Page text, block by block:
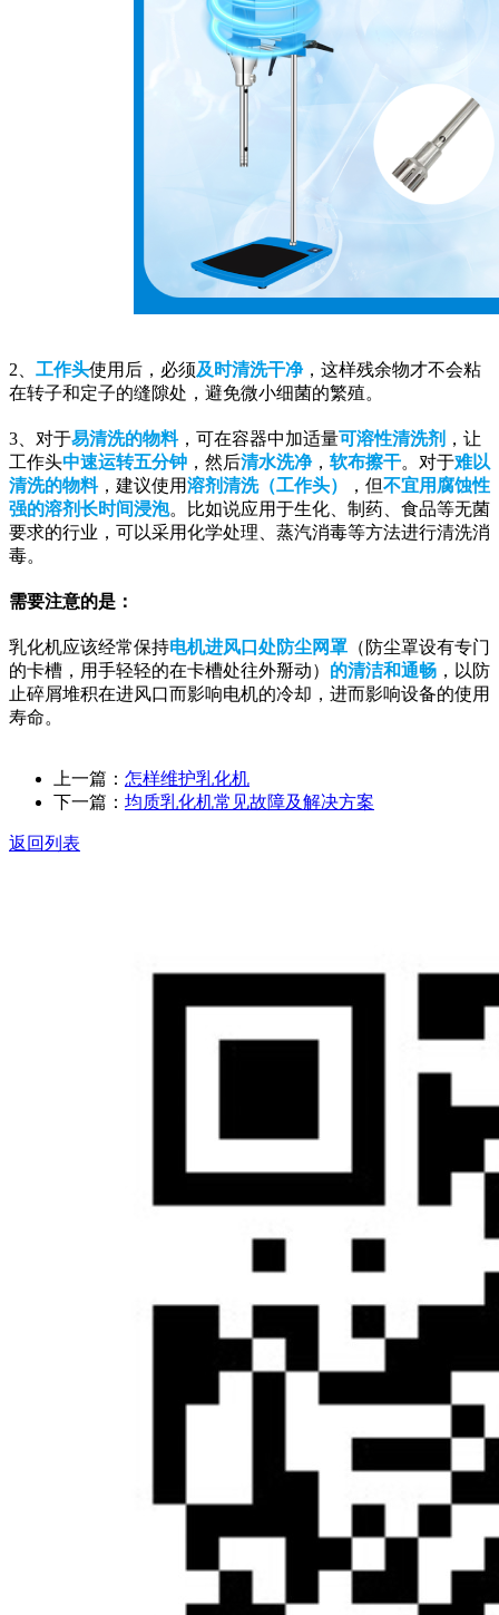
2、 工作头使用后，必须及时清洗干净，这样残余物才不会粘
在转子和定子的缝隙处，避免微小细菌的繁殖。
3、对于易清洗的物料，可在容器中加适量可溶性清洗剂 ，让
工作头中速运转五分钟 ，然后清水洗净， 软布擦干。对于难以
清洗的物料，建议使用溶剂清洗（工作头） ，但不宜用腐蚀性
强的溶剂长时间浸泡。比如说应用于生化、制药、食品等无菌
要求的行业，可以采用化学处理、蒸汽消毒等方法进行清洗消
毒。
需要注意的是：
乳化机应该经常保持电机进风口处防尘网罩 （防尘罩设有专门
的卡槽，用手轻轻的在卡槽处往外掰动） 的清洁和通畅 ，以防
止碎屑堆积在进风口而影响电机的冷却，进而影响设备的使用
寿命。
上一篇： 怎样维护乳化机
下一篇： 均质乳化机常见故障及解决方案
返回列表